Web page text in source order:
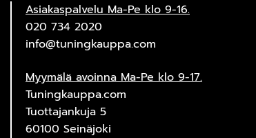
Asiakaspalvelu Ma-Pe klo 9-16.
020 734 2020
info@tuningkauppa.com
Myymälä avoinna Ma-Pe klo 9-17.
Tuningkauppa.com
Tuottajankuja 5
60100 Seinäjoki